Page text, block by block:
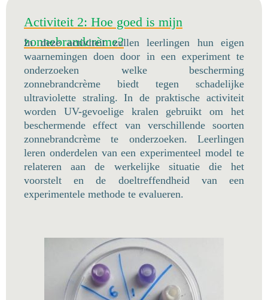
Activiteit 2: Hoe goed is mijn
zonnebrandcrème?
In deze activiteit zullen leerlingen hun eigen
waarnemingen doen door in een experiment te
onderzoeken welke bescherming
zonnebrandcrème biedt tegen schadelijke
ultraviolette straling. In de praktische activiteit
worden UV-gevoelige kralen gebruikt om het
beschermende effect van verschillende soorten
zonnebrandcrème te onderzoeken. Leerlingen
leren onderdelen van een experimenteel model te
relateren aan de werkelijke situatie die het
voorstelt en de doeltreffendheid van een
experimentele methode te evalueren.